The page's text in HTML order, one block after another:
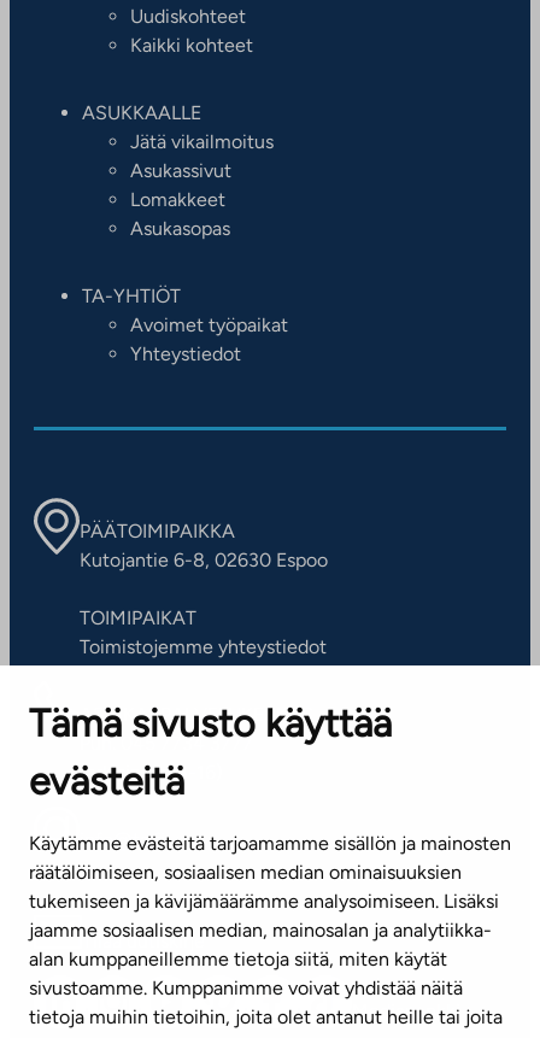
Tämä sivusto käyttää
evästeitä
Käytämme evästeitä tarjoamamme sisällön ja mainosten
räätälöimiseen, sosiaalisen median ominaisuuksien
tukemiseen ja kävijämäärämme analysoimiseen. Lisäksi
jaamme sosiaalisen median, mainosalan ja analytiikka-
alan kumppaneillemme tietoja siitä, miten käytät
sivustoamme. Kumppanimme voivat yhdistää näitä
tietoja muihin tietoihin, joita olet antanut heille tai joita
Uudiskohteet
Kaikki kohteet
ASUKKAALLE
Jätä vikailmoitus
Asukassivut
Lomakkeet
Asukasopas
TA-YHTIÖT
Avoimet työpaikat
Yhteystiedot
PÄÄTOIMIPAIKKA
Kutojantie 6-8, 02630 Espoo
TOIMIPAIKAT
Toimistojemme yhteystiedot
ASIAKASPALVELUKESKUS
Puh. 045 7734 3777
(arkisin klo 8-16)
info@ta.fi
Tilaa uutiskirje
Mediapankki